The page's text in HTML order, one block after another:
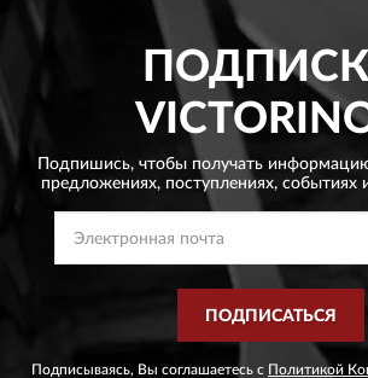
Подпишись, чтобы получать
предложениях, поступлениях,
ПОДПИСАТЬСЯ
Подписываясь, Вы соглашаетесь с Политикой